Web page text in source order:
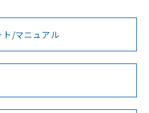
いただく前に、以下を必ずお読
例
認
ー
BV型式承認
（フランス
KR型式
（韓国
No No
ト/マニュアル